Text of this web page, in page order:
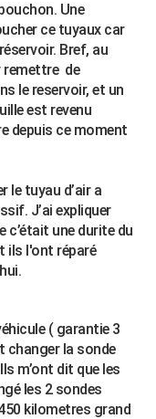
Une
ce tuyaux car
Bref, au
remettre de
le reservoir, et un
est revenu
depuis ce moment
le tuyau d’air a
J’ai expliquer
c’était une durite du
ils l'ont réparé
( garantie 3
changer la sonde
m’ont dit que les
les 2 sondes
kilometres grand